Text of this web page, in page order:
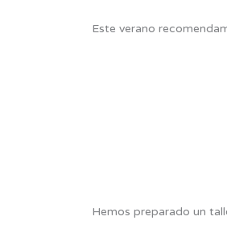
Este verano
Hemos preparado un